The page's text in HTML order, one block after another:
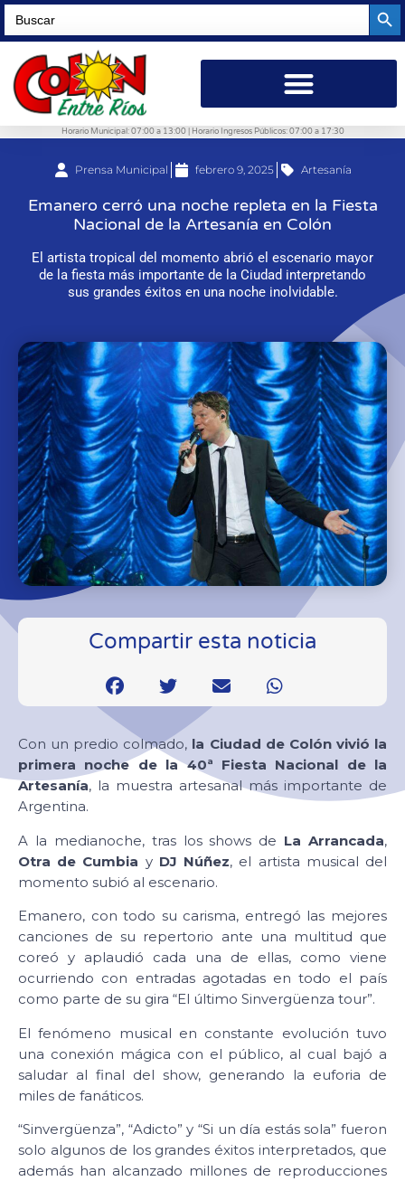
Search
for:
Horario Municipal: 07:00 a 13:00 | Horario Ingresos Públicos: 07:00 a 17:30
Prensa Municipal febrero 9, 2025 Artesanía
Emanero cerró una noche repleta en la Fiesta
Nacional de la Artesanía en Colón
El artista tropical del momento abrió el escenario mayor
de la fiesta más importante de la Ciudad interpretando
sus grandes éxitos en una noche inolvidable.
Compartir esta noticia
Con un predio colmado, la Ciudad de Colón vivió la
primera noche de la 40ª Fiesta Nacional de la
Artesanía, la muestra artesanal más importante de
Argentina.
A la medianoche, tras los shows de La Arrancada,
Otra de Cumbia y DJ Núñez, el artista musical del
momento subió al escenario.
Emanero, con todo su carisma, entregó las mejores
canciones de su repertorio ante una multitud que
coreó y aplaudió cada una de ellas, como viene
ocurriendo con entradas agotadas en todo el país
como parte de su gira “El último Sinvergüenza tour”.
El fenómeno musical en constante evolución tuvo
una conexión mágica con el público, al cual bajó a
saludar al final del show, generando la euforia de
miles de fanáticos.
“Sinvergüenza”, “Adicto” y “Si un día estás sola” fueron
solo algunos de los grandes éxitos interpretados, que
además han alcanzado millones de reproducciones